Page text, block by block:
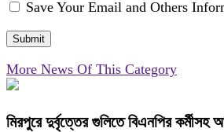
Save Your Email and Others
More News Of This Category
মিরপুরে দুর্বৃত্তের গুলিতে বিএনপির